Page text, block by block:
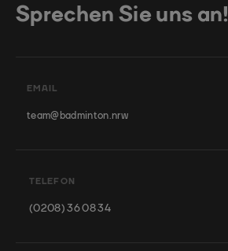
Sprechen Sie uns an!
EMAIL
team@badminton.nrw
TELEFON
(0208) 36 08 34